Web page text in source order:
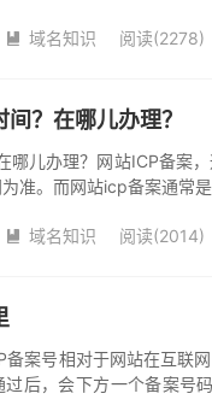
 域名知识 阅读(2278)
？在哪儿办理？
哪儿办理？网站ICP备案
准。而网站icp备案通常
 域名知识 阅读(2014)
备案号相对于网站在互联
后，会下方一个备案号